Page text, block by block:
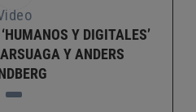
Y DIGITALES’
Y ANDERS